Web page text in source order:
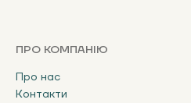
ПРО КОМПАНІЮ
Про нас
Контакти